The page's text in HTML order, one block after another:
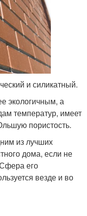
и силикатный.
экологичным, а
температур, имеет
пористость.
из лучших
дома, если не
его
везде и во